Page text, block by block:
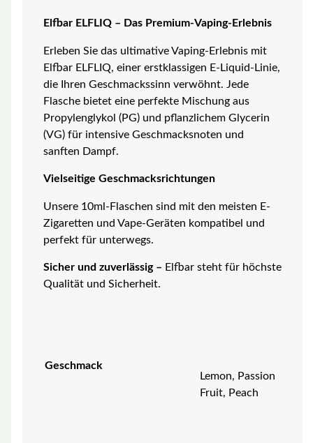
Elfbar ELFLIQ – Das Premium-Vaping-Erlebnis
Erleben Sie das ultimative Vaping-Erlebnis mit
Elfbar ELFLIQ, einer erstklassigen E-Liquid-Linie,
die Ihren Geschmackssinn verwöhnt. Jede
Flasche bietet eine perfekte Mischung aus
Propylenglykol (PG) und pflanzlichem Glycerin
(VG) für intensive Geschmacksnoten und
sanften Dampf.
Vielseitige Geschmacksrichtungen
Unsere 10ml-Flaschen sind mit den meisten E-
Zigaretten und Vape-Geräten kompatibel und
perfekt für unterwegs.
Sicher und zuverlässig – Elfbar steht für höchste
Qualität und Sicherheit.
Geschmack
Lemon, Passion
Fruit, Peach